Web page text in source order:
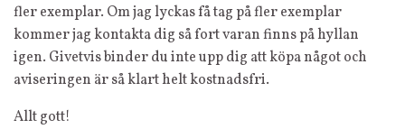
fler exemplar. Om jag lyckas få tag på fler exemplar
kommer jag kontakta dig så fort varan finns på hyllan
igen. Givetvis binder du inte upp dig att köpa något och
aviseringen är så klart helt kostnadsfri.
Allt gott!